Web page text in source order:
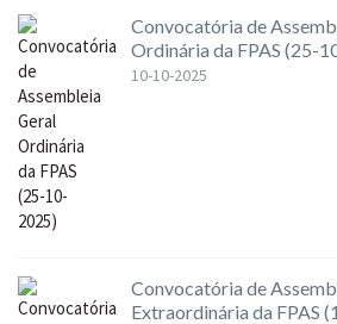
Convocatória de
Ordinária da FPAS (25-
10-10-2025
Convocatória de
Extraordinária da FPAS